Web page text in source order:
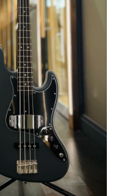
電子ピアノ
その他楽器
エフェクター
DTM